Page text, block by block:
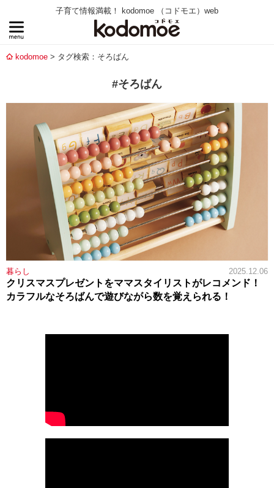
子育て情報満載！ kodomoe （コドモエ）web
kodomoe タグ検索：そろばん
#そろばん
暮らし 2025.12.06
クリスマスプレゼントをママスタイリストがレコメンド！
カラフルなそろばんで遊びながら数を覚えられる！